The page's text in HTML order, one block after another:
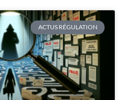
ACTUS RÉGULATION